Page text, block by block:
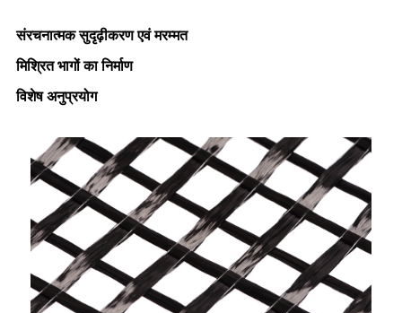
संरचनात्मक सुदृढ़ीकरण एवं मरम्मत
मिश्रित भागों का निर्माण
विशेष अनुप्रयोग